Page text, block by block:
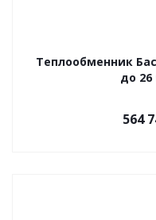
Теплообменник
до 26
564